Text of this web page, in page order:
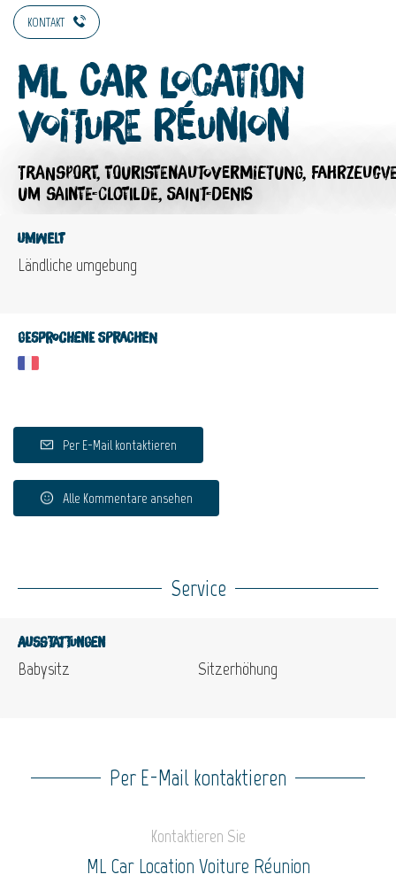
KONTAKT
ML Car Location
Voiture Réunion
TRANSPORT,TOURISTENAUTOVERMIETUNG,
UM SAINTE-CLOTILDE, SAINT-DENIS
Umwelt
Ländliche umgebung
Gesprochene Sprachen
Per E-Mail kontaktieren
Alle Kommentare ansehen
Service
Ausstattungen
Babysitz Sitzerhöhung
Per E-Mail kontaktieren
Kontaktieren Sie
ML Car Location Voiture Réunion